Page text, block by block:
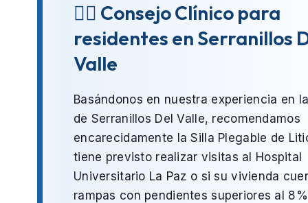
👨‍⚕️ Consejo Clínico para
residentes en Serranillos
Valle
Basándonos en nuestra experiencia en
de Serranillos Del Valle, recomendamos
encarecidamente laSilla Plegable de
tiene previsto realizar visitas al Hospital
Universitario La Paz o si su vivienda
rampas con pendientes superiores al